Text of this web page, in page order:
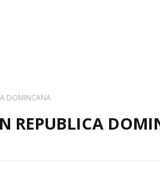
DOMINCANA
REPUBLICA